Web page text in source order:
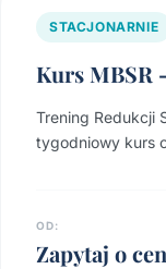
STACJONARNIE
Kurs MBSR
Trening Redukcji
tygodniowy kurs
OD:
Zapytaj o